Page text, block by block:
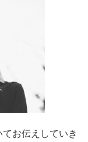
お伝えしていき